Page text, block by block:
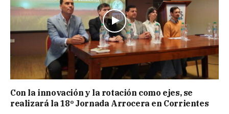
Con la innovación y la rotación como ejes, se
realizará la 18º Jornada Arrocera en Corrientes